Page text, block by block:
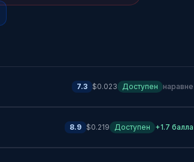
7.3 $0.023 Доступен наравне
8.9 $0.219 Доступен +1.7 балла